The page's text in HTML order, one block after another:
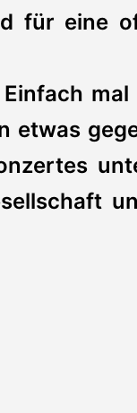
für eine
etwas